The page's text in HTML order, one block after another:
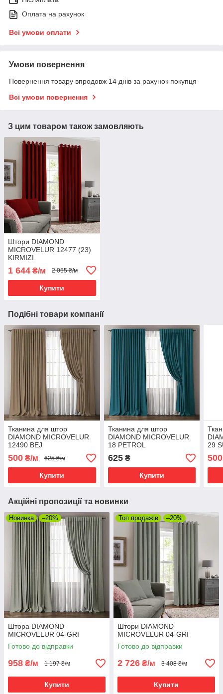
Оплата на рахунок
Всі умови оплати
Умови повернення
Повернення товару впродовж 14 днів за рахунок покупця
Всі умови повернення
З цим товаром також замовляють
Штори DIAMOND
MICROVELUR 12477 (23)
KIRMIZI
1 644 ₴/м 2 055 ₴/м
Купити
Подібні товари компанії
Тканина для штор
DIAMOND MICROVELUR
12490 BEJ
500 ₴/м 625 ₴/м
Купити
Тканина для штор
DIAMOND MICROVELUR
18 PETROL
625₴
Купити
29
500
Акційні пропозиції та новинки
Новинка –20%
Штора DIAMOND
MICROVELUR 04-GRI
Готово до відправки
958 ₴/м 1 197 ₴/м
Купити
Топ продажів –20%
Штори DIAMOND
MICROVELUR 04-GRI
Готово до відправки
2 726 ₴/м 3 408 ₴/м
Купити